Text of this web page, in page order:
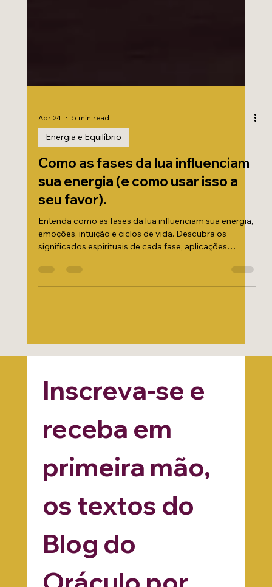
Apr 24 5 min read
Energia e Equilíbrio
Como as fases da lua influenciam
sua energia (e como usar isso a
seu favor).
Entenda como as fases da lua influenciam sua energia,
significados espirituais de cada fase, aplicações
Inscreva-se e
receba em
primeira mão,
os textos do
Blog do